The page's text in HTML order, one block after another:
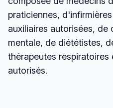
praticiennes,
auxiliaires autorisées, de
mentale, de diététistes,
thérapeutes
autorisés.